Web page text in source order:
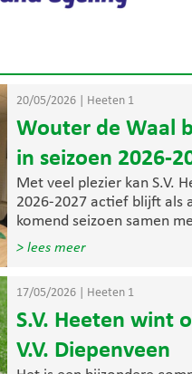
20/05/2026| Heeten 1
Wouter de Waal
in seizoen 2026-
Met veel plezier kan S.V.
2026-2027 actief blijft als
komend seizoen samen
> lees meer
17/05/2026| Heeten 1
S.V. Heeten wint
V.V. Diepenveen